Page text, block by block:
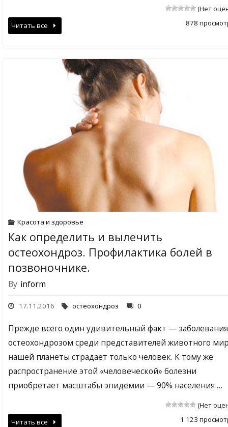
(Нет
878
Читать все
Красота и здоровье
Как определить и вылечить
остеохондроз. Профилактика болей в
позвоночнике.
By inform
17.11.2016 остеохондроз 0
Прежде всего один удивительный факт — заболевания
остеохондрозом среди представителей животного
нашей планеты страдает только человек. К тому же
распространение этой «человеческой» болезни
приобретает масштабы эпидемии — 90% населения …
(Нет
1 123
Читать все